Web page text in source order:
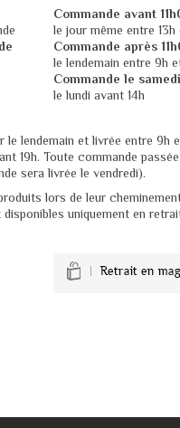
Commande avant
le jour même entre 13h
Commande après
le lendemain entre 9h
Commande le
le lundi avant 14h
lendemain et livrée entre 9h
19h. Toute commande
sera livrée le vendredi).
lors de leur
uniquement en